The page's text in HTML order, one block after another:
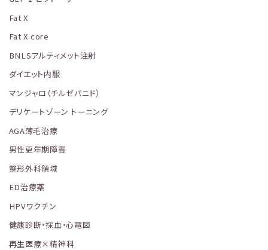
Fat X
Fat X core
BNLSアルティメット注射
ダイエット内服
マンジャロ（チルゼパニド）
デリケートゾーン トーニング
AGA薄毛治療
男性更年期障害
整形外科領域
ED治療薬
HPVワクチン
健康診断・採血・心電図
再生医療×精神科